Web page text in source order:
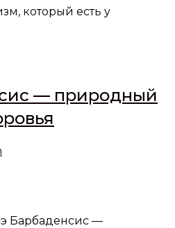
который есть у
— природный
Барбаденсис —